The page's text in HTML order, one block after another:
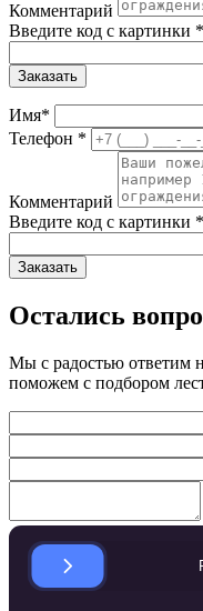
Комментарий
Введите код с картинки *
Заказать
Имя*
Телефон *
Комментарий
Введите код с картинки *
Заказать
Остались
Мы с радостью ответим
поможем с подбором